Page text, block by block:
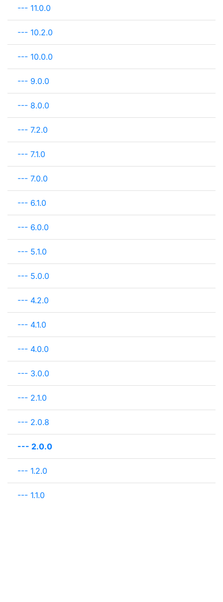
--- 11.0.0
--- 10.2.0
--- 10.0.0
--- 9.0.0
--- 8.0.0
--- 7.2.0
--- 7.1.0
--- 7.0.0
--- 6.1.0
--- 6.0.0
--- 5.1.0
--- 5.0.0
--- 4.2.0
--- 4.1.0
--- 4.0.0
--- 3.0.0
--- 2.1.0
--- 2.0.8
--- 2.0.0
--- 1.2.0
--- 1.1.0